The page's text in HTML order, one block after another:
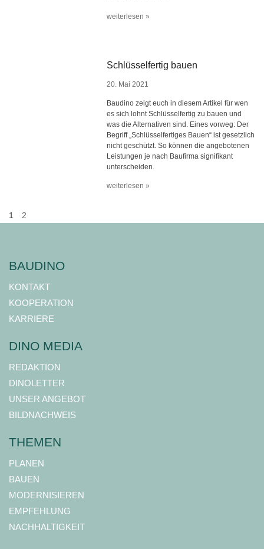
weiterlesen »
Schlüsselfertig bauen
20. Mai 2021
Baudino zeigt euch in diesem Artikel für wen
es sich lohnt Schlüsselfertig zu bauen und
was die Alternativen sind. Eines vorweg: Der
Begriff „Schlüsselfertiges Bauen“ ist gesetzlich
nicht geschützt. So können die angebotenen
Leistungen je nach Baufirma signifikant
unterscheiden.
weiterlesen »
1 2
BAUDINO
KONTAKT
KOOPERATION
KARRIERE
DINO MEDIA
REDAKTION
DINOLETTER
UNSER ANGEBOT
BILDNACHWEIS
THEMEN
PLANEN
BAUEN
MODERNISIEREN
EMPFEHLUNG
NACHHALTIGKEIT